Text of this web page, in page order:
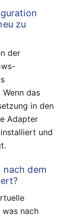
zu
der
das
in den
Adapter
und
nach dem
nach